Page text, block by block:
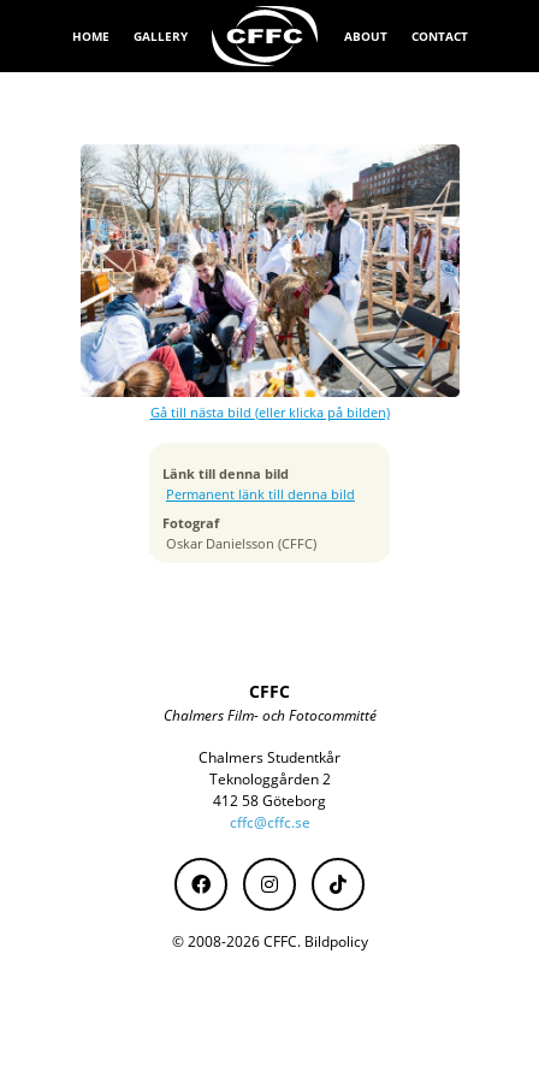
HOME GALLERY ABOUT CONTACT
Gå till nästa bild (eller klicka på bilden)
Länk till denna bild
Permanent länk till denna bild
Fotograf
Oskar Danielsson (CFFC)
Exponeringstid
1/640 sek
Bländare
f/8.0
Kamera
NIKON D800
Tagen
ISO
200
Brännvidd
21 mm
CFFC
Chalmers Film- och Fotocommitté
Chalmers Studentkår
Teknologgården 2
412 58 Göteborg
cffc@cffc.se
© 2008-2026 CFFC. Bildpolicy